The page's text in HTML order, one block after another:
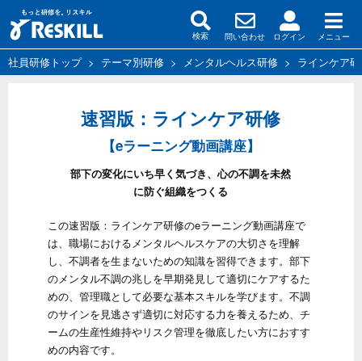
検索 問い合わせ ログイン メニュー
社員研修トップ> テーマ別研修 > メンタルヘルス研修 > ラインケア
速習版：ラインケア研修
【eラーニング動画講座】
部下の変化にいち早く気づき、心の不調を未然
に防ぐ組織をつくる
この速習版：ラインケア研修のeラーニング動画講座で
は、職場におけるメンタルヘルスケアの大切さを理解
し、不調者を生まないための知識を習得できます。部下
のメンタル不調の兆しを早期発見して適切にケアするた
めの、管理職として必要な基本スキルを学びます。不調
のサインを見逃さず適切に対応する力を養えるため、チ
ームの生産性維持やリスク管理を徹底したい方におすす
めの内容です。